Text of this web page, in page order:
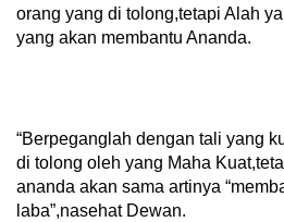
orang yang di tolong,tetapi Alah
yang akan membantu Ananda.
“Berpeganglah dengan tali yang
di tolong oleh yang Maha
ananda akan sama artinya
laba”,nasehat Dewan.